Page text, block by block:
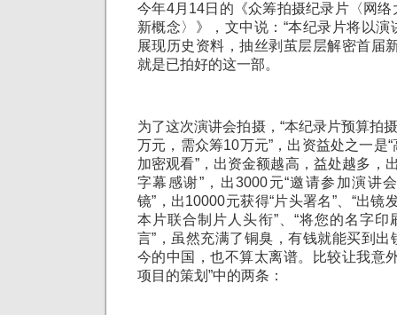
今年4月14日的《众筹拍摄纪录片〈网
新概念〉》，文中说：“本纪录片将以
展现历史资料，抽丝剥茧层层解密首届
就是已拍好的这一部。
为了这次演讲会拍摄，“本纪录片预算拍
万元，需众筹10万元”，出资益处之一是
加密观看”，出资金额越高，益处越多，
字幕感谢”，出3000元“邀请参加演讲
镜”，出10000元获得“片头署名”、“出镜
本片联合制片人头衔”、“将您的名字印
言”，虽然充满了铜臭，有钱就能买到
今的中国，也不算太离谱。比较让我意
项目的策划”中的两条：